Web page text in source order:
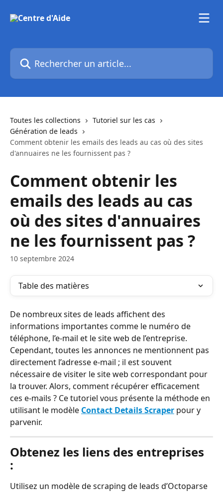
Rechercher un article...
Toutes les collections
Tutoriel sur les cas
Génération de leads
Comment obtenir les emails des leads au cas où des sites
d'annuaires ne les fournissent pas ?
Comment obtenir les
emails des leads au cas
où des sites d'annuaires
ne les fournissent pas ?
10 septembre 2024
Table des matières
De nombreux sites de leads affichent des
informations importantes comme le numéro de
téléphone, l’e-mail et le site web de l’entreprise.
Cependant, toutes les annonces ne mentionnent pas
directement l’adresse e-mail ; il est souvent
nécessaire de visiter le site web correspondant pour
la trouver. Alors, comment récupérer efficacement
ces e-mails ? Ce tutoriel vous présente la méthode en
utilisant le modèle Contact Details Scraper pour y
parvenir.
Obtenez les liens des entreprises
:
Utilisez un modèle de scraping de leads d’Octoparse